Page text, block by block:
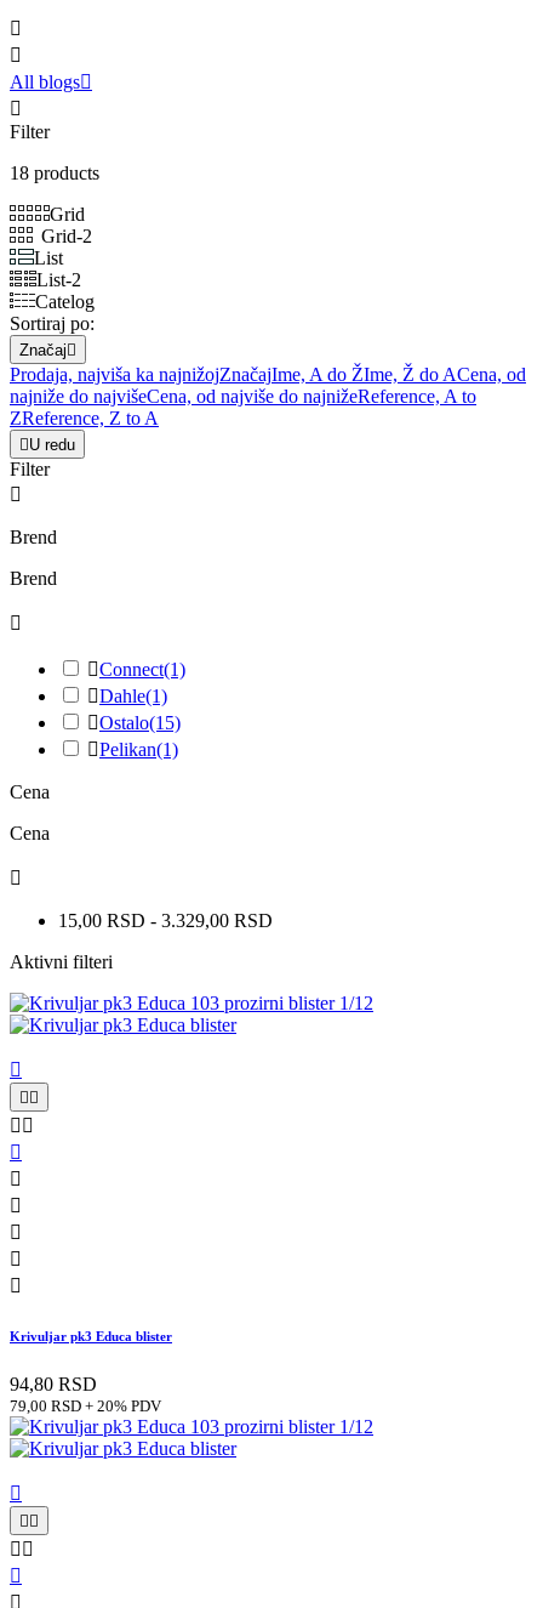


All blogs

Filter
18 products
Grid
Grid-2
List
List-2
Catelog
Sortiraj po:
Značaj 
Prodaja, najviša ka najnižojZnačajIme, A do ŽIme, Ž do ACena, od
najniže do najvišeCena, od najviše do najnižeReference, A to
ZReference, Z to A
 U redu
Filter

Brend
Brend

Connect(1)
Dahle(1)
Ostalo(15)
Pelikan(1)
Cena
Cena

15,00 RSD - 3.329,00 RSD
Aktivni filteri

 
 






Krivuljar pk3 Educa blister
94,80 RSD
79,00 RSD + 20% PDV

 
 

